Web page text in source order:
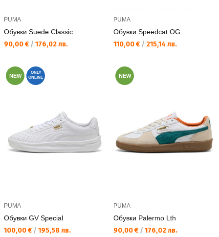
PUMA
Обувки Suede Classic
Текуща цена:
90,00 € / 176,02 лв.
PUMA
Обувки Speedcat OG
Текуща цена:
110,00 € / 215,14 лв.
NEW
ONLY
ONLINE
PUMA
Обувки GV Special
Текуща цена:
100,00 € / 195,58 лв.
NEW
PUMA
Обувки Palermo Lth
Текуща цена:
90,00 € / 176,02 лв.